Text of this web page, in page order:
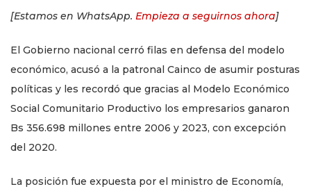
[Estamos en WhatsApp. Empieza a seguirnos ahora]
El Gobierno nacional cerró filas en defensa del modelo
económico, acusó a la patronal Cainco de asumir posturas
políticas y les recordó que gracias al Modelo Económico
Social Comunitario Productivo los empresarios ganaron
Bs 356.698 millones entre 2006 y 2023, con excepción
del 2020.
La posición fue expuesta por el ministro de Economía,